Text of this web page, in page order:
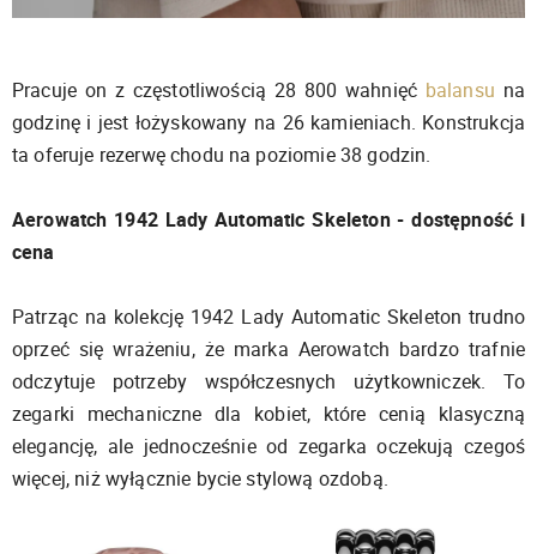
Pracuje on z częstotliwością 28 800 wahnięć balansu na
godzinę i jest łożyskowany na 26 kamieniach. Konstrukcja
ta oferuje rezerwę chodu na poziomie 38 godzin.
Aerowatch 1942 Lady Automatic Skeleton - dostępność i
cena
Patrząc na kolekcję 1942 Lady Automatic Skeleton trudno
oprzeć się wrażeniu, że marka Aerowatch bardzo trafnie
odczytuje potrzeby współczesnych użytkowniczek. To
zegarki mechaniczne dla kobiet, które cenią klasyczną
elegancję, ale jednocześnie od zegarka oczekują czegoś
więcej, niż wyłącznie bycie stylową ozdobą.